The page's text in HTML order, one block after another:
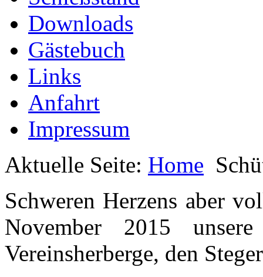
Downloads
Gästebuch
Links
Anfahrt
Impressum
Aktuelle Seite: Home
Schweren Herzens aber
November 2015
Vereinsherberge, den